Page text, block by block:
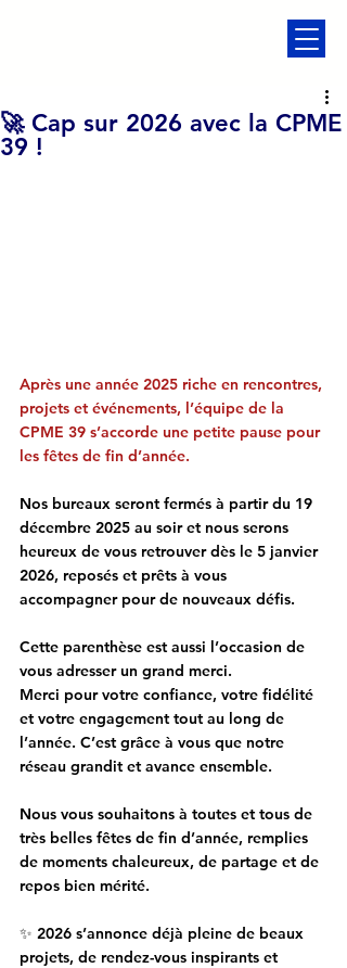
🚀 Cap sur 2026 avec la CPME
39 !
Après une année 2025 riche en rencontres,
projets et événements, l’équipe de la
CPME 39 s’accorde une petite pause pour
les fêtes de fin d’année.
Nos bureaux seront fermés à partir du 19
décembre 2025 au soir et nous serons
heureux de vous retrouver dès le 5 janvier
2026, reposés et prêts à vous
accompagner pour de nouveaux défis.
Cette parenthèse est aussi l’occasion de
vous adresser un grand merci.
Merci pour votre confiance, votre fidélité
et votre engagement tout au long de
l’année. C’est grâce à vous que notre
réseau grandit et avance ensemble.
Nous vous souhaitons à toutes et tous de
très belles fêtes de fin d’année, remplies
de moments chaleureux, de partage et de
repos bien mérité.
✨ 2026 s’annonce déjà pleine de beaux
projets, de rendez-vous inspirants et